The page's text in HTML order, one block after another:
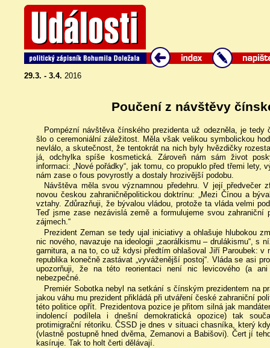
29.3. - 3.4. 2016
Poučení z návštěvy
Pompézní návštěva čínského prezidenta už odezněla, je
šlo o ceremoniální záležitost. Měla však velikou symbolickou
nevlálo, a skutečnost, že tentokrát na nich byly hvězdičky
já, odchylka spíše kosmetická. Zároveň nám sám život
informaci: „Nové pořádky“, jak tomu, co propuklo před třemi lety,
nám zase o fous povyrostly a dostaly hrozivější podobu.
Návštěva měla svou významnou předehru. V její předvečer
novou českou zahraničněpolitickou doktrínu: „Mezi Čínou a
vztahy. Zdůrazňuji, že bývalou vládou, protože ta vláda velmi
Teď jsme zase nezávislá země a formulujeme svou
zájmech.“
Prezident Zeman se tedy ujal iniciativy a ohlašuje hlubokou
nic nového, navazuje na ideologii „zaorálkismu – drulákismu“, s
garnitura, a na to, co už kdysi předtím ohlašoval Jiří Paroubek: v
republika konečně zastávat „vyváženější postoj“. Vláda se asi
upozorňuji, že na této reorientaci není nic levicového (a
nebezpečné.
Premiér Sobotka nebyl na setkání s čínským prezidentem na
jakou váhu mu prezident přikládá při utváření české zahraniční
této politice opřít. Prezidentova pozice je přitom silná jak
indolencí podílela i dnešní demokratická opozice) tak
protimigrační rétoriku. ČSSD je dnes v situaci chasníka, který
(vlastně postupně hned dvěma, Zemanovi a Babišovi). Čert jí
kasíruje. Tak to holt čerti dělávají.